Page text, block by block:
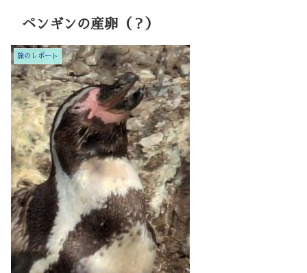
ペンギンの産卵（？）
旅のレポート